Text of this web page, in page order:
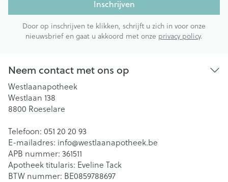
Inschrijven
Door op inschrijven te klikken, schrijft u zich in voor onze
nieuwsbrief en gaat u akkoord met onze privacy policy.
Neem contact met ons op
Westlaanapotheek
Westlaan 138
8800 Roeselare
Telefoon: 051 20 20 93
E-mailadres: info@westlaanapotheek.be
APB nummer: 361511
Apotheek titularis: Eveline Tack
BTW nummer: BE0859788697